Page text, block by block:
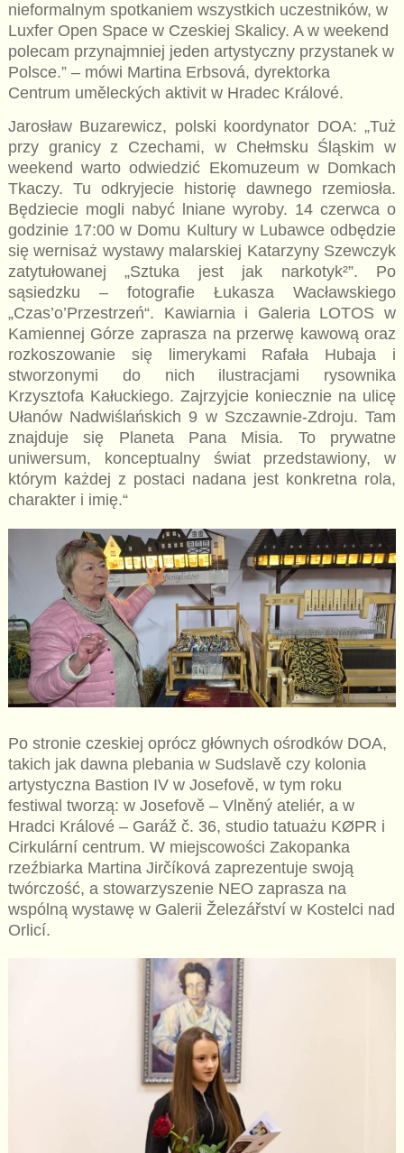
nieformalnym spotkaniem wszystkich uczestników, w
Luxfer Open Space w Czeskiej Skalicy. A w weekend
polecam przynajmniej jeden artystyczny przystanek w
Polsce.” – mówi Martina Erbsová, dyrektorka
Centrum uměleckých aktivit w Hradec Králové.
Jarosław Buzarewicz, polski koordynator DOA: „Tuż
przy granicy z Czechami, w Chełmsku Śląskim w
weekend warto odwiedzić Ekomuzeum w Domkach
Tkaczy. Tu odkryjecie historię dawnego rzemiosła.
Będziecie mogli nabyć lniane wyroby. 14 czerwca o
godzinie 17:00 w Domu Kultury w Lubawce odbędzie
się wernisaż wystawy malarskiej Katarzyny Szewczyk
zatytułowanej „Sztuka jest jak narkotyk²”. Po
sąsiedzku – fotografie Łukasza Wacławskiego
„Czas’o’Przestrzeń“. Kawiarnia i Galeria LOTOS w
Kamiennej Górze zaprasza na przerwę kawową oraz
rozkoszowanie się limerykami Rafała Hubaja i
stworzonymi do nich ilustracjami rysownika
Krzysztofa Kałuckiego. Zajrzyjcie koniecznie na ulicę
Ułanów Nadwiślańskich 9 w Szczawnie-Zdroju. Tam
znajduje się Planeta Pana Misia. To prywatne
uniwersum, konceptualny świat przedstawiony, w
którym każdej z postaci nadana jest konkretna rola,
charakter i imię.“
Po stronie czeskiej oprócz głównych ośrodków DOA,
takich jak dawna plebania w Sudslavě czy kolonia
artystyczna Bastion IV w Josefově, w tym roku
festiwal tworzą: w Josefově – Vlněný ateliér, a w
Hradci Králové – Garáž č. 36, studio tatuażu KØPR i
Cirkulární centrum. W miejscowości Zakopanka
rzeźbiarka Martina Jirčíková zaprezentuje swoją
twórczość, a stowarzyszenie NEO zaprasza na
wspólną wystawę w Galerii Železářství w Kostelci nad
Orlicí.